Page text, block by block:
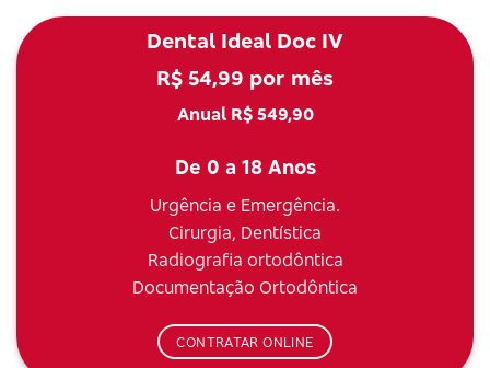
Dental Ideal Doc IV
R$ 54,99 por mês
Anual R$ 549,90
De 0 a 18 Anos
Urgência e Emergência.
Cirurgia, Dentística
Radiografia ortodôntica
Documentação Ortodôntica
CONTRATAR ONLINE